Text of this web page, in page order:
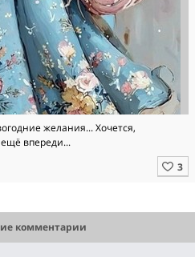
желания... Хочется,
ещё впереди...
комментарии